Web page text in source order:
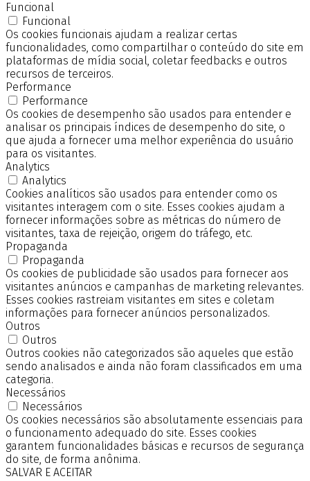
Funcional
Funcional
Os cookies funcionais ajudam a realizar certas
funcionalidades, como compartilhar o conteúdo do site em
plataformas de mídia social, coletar feedbacks e outros
recursos de terceiros.
Performance
Performance
Os cookies de desempenho são usados para entender e
analisar os principais índices de desempenho do site, o
que ajuda a fornecer uma melhor experiência do usuário
para os visitantes.
Analytics
Analytics
Cookies analíticos são usados para entender como os
visitantes interagem com o site. Esses cookies ajudam a
fornecer informações sobre as métricas do número de
visitantes, taxa de rejeição, origem do tráfego, etc.
Propaganda
Propaganda
Os cookies de publicidade são usados para fornecer aos
visitantes anúncios e campanhas de marketing relevantes.
Esses cookies rastreiam visitantes em sites e coletam
informações para fornecer anúncios personalizados.
Outros
Outros
Outros cookies não categorizados são aqueles que estão
sendo analisados e ainda não foram classificados em uma
categoria.
Necessários
Necessários
Os cookies necessários são absolutamente essenciais para
o funcionamento adequado do site. Esses cookies
garantem funcionalidades básicas e recursos de segurança
do site, de forma anônima.
SALVAR E ACEITAR